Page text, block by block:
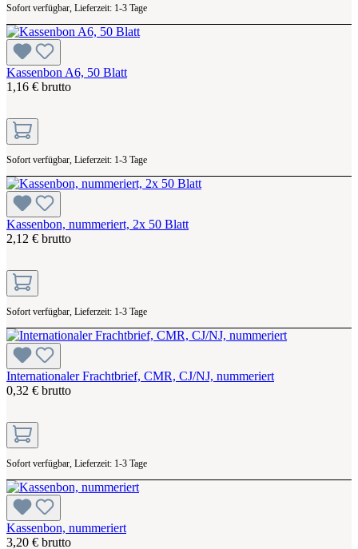
Sofort verfügbar, Lieferzeit: 1-3 Tage
Kassenbon A6, 50 Blatt
1,16 € brutto
Sofort verfügbar, Lieferzeit: 1-3 Tage
Kassenbon, nummeriert, 2x 50 Blatt
2,12 € brutto
Sofort verfügbar, Lieferzeit: 1-3 Tage
Internationaler Frachtbrief, CMR, CJ/NJ, nummeriert
0,32 € brutto
Sofort verfügbar, Lieferzeit: 1-3 Tage
Kassenbon, nummeriert
3,20 € brutto